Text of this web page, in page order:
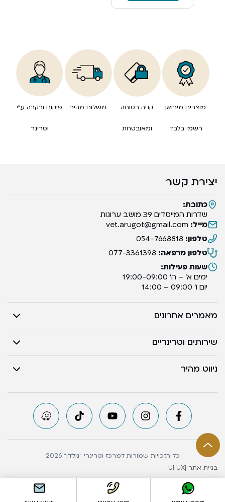
מוצרים מיבואן
רשמי בלבד
קניה בטוחה
ומאובטחת
משלוח מהיר פיקוח ובקרה ע”י
וטרינר
יצירת קשר
כתובת:
שדרות המייסדים 39 מושב ערוגות
מייל: vet.arugot@gmail.com
טלפון: 054-7668818
טלפון מרפאה: 077-3361398
שעות פעילות:
ימים א’ – ה’ 19:00-09:00
יום ו’ 09:00 – 14:00
מאמרים אחרונים
שירותים וטרינריים
ניווט מהיר
כל הזכויות שמורות למרכז וטרינרי ״גולדן״ 2026
בניית אתר |UI UX